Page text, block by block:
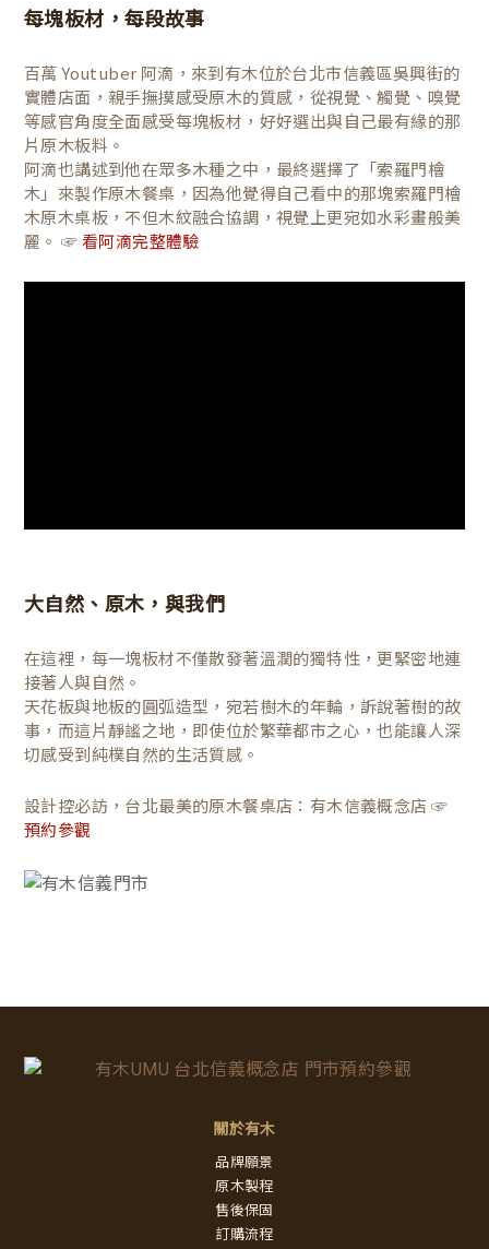
每塊板材，每段故事
百萬 Youtuber 阿滴，來到有木位於台北市信義區吳興街的
實體店面，親手撫摸感受原木的質感，從視覺、觸覺、嗅覺
等感官角度全面感受每塊板材，好好選出與自己最有緣的那
片原木板料。
阿滴也講述到他在眾多木種之中，最終選擇了「索羅門檜
木」來製作原木餐桌，因為他覺得自己看中的那塊索羅門檜
木原木桌板，不但木紋融合協調，視覺上更宛如水彩畫般美
麗。 ☞ 看阿滴完整體驗
大自然、原木，與我們
在這裡，每一塊板材不僅散發著溫潤的獨特性，更緊密地連
接著人與自然。
天花板與地板的圓弧造型，宛若樹木的年輪，訴說著樹的故
事，而這片靜謐之地，即使位於繁華都市之心，也能讓人深
切感受到純樸自然的生活質感。
設計控必訪，台北最美的原木餐桌店：有木信義概念店 ☞
預約參觀
關於有木
品牌願景
原木製程
售後保固
訂購流程